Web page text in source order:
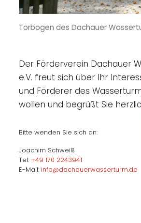
Torbogen des Dachauer
Der Förderverein Dachauer
e.V. freut sich über Ihr
und Förderer des
wollen und begrüßt Sie
Bitte wenden Sie sich an:
Joachim Schweiß
Tel: +49 170 2243941
E-Mail: info@dachauerwasserturm.de